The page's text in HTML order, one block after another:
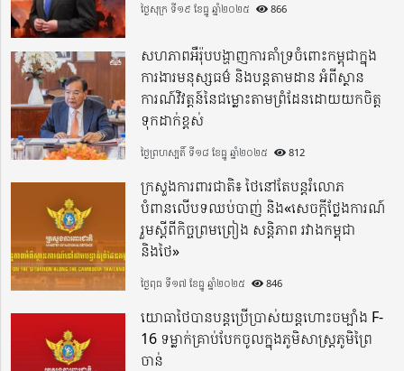
ថ្ងៃសុក្រ ទី១៩ ខែធ្នូ ឆ្នាំ២០២៥ 866
សហភាពអឺរ៉ុបបង្ហាញការគាំទ្រចំពោះកម្ពុជាក្នុង
ការងារមនុស្សធម៌ និងបន្តតាមដាន អំពីស្ថាន
ការណ៍វិវត្តន៍នៃជម្លោះតាមព្រំដែនដោយយកចិត្ត
ទុកដាក់ខ្ពស់
ថ្ងៃព្រហស្បតិ៍ ទី១៨ ខែធ្នូ ឆ្នាំ២០២៥ 812
ក្រសួងការពារជាតិ៖ ថៃនៅតែបន្តរំលោភ
បំពានលើបទឈប់បាញ់ និង«សេចក្តីថ្លែងការណ៍
រួមស្តីពីកិច្ចព្រមព្រៀង សន្តិភាព រវាងកម្ពុជា
និងថៃ»
ថ្ងៃពុធ ទី១៧ ខែធ្នូ ឆ្នាំ២០២៥ 846
យោធាថៃបានបន្តប្រើប្រាស់យន្តហោះចម្បាំង F-
16 ទម្លាក់គ្រាប់បែកចូលក្នុងភូមិសាស្ត្រភូមិព្រៃ
ចាន់